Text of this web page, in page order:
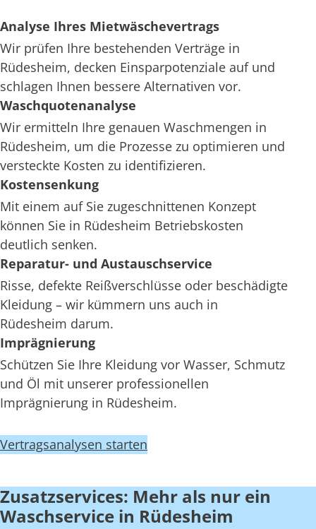
Analyse Ihres Mietwäschevertrags
Wir prüfen Ihre bestehenden Verträge in
Rüdesheim, decken Einsparpotenziale auf und
schlagen Ihnen bessere Alternativen vor.
Waschquotenanalyse
Wir ermitteln Ihre genauen Waschmengen in
Rüdesheim, um die Prozesse zu optimieren und
versteckte Kosten zu identifizieren.
Kostensenkung
Mit einem auf Sie zugeschnittenen Konzept
können Sie in Rüdesheim Betriebskosten
deutlich senken.
Reparatur- und Austauschservice
Risse, defekte Reißverschlüsse oder beschädigte
Kleidung – wir kümmern uns auch in
Rüdesheim darum.
Imprägnierung
Schützen Sie Ihre Kleidung vor Wasser, Schmutz
und Öl mit unserer professionellen
Imprägnierung in Rüdesheim.
Vertragsanalysen starten
Zusatzservices: Mehr als nur ein
Waschservice in Rüdesheim